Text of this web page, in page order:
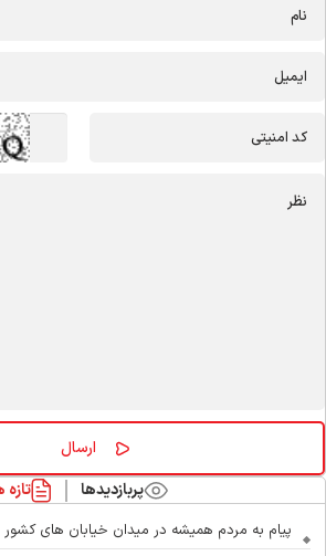
پربازدیدها تازه ها
پیام به مردم همیشه در میدان خیابان های کشور